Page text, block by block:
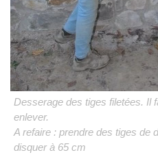
Desserage des tiges filetées. Il
enlever.
A refaire : prendre des tiges de
disquer à 65 cm